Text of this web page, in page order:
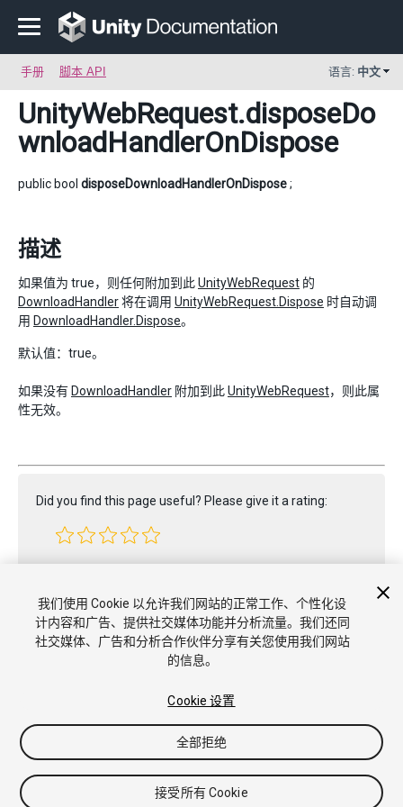
手册 脚本 API 语言: 中文
UnityWebRequest.disposeDo
wnloadHandlerOnDispose
public bool disposeDownloadHandlerOnDispose;
描述
如果值为 true，则任何附加到此UnityWebRequest 的
DownloadHandler将在调用 UnityWebRequest.Dispose 时自动调
用 DownloadHandler.Dispose。
默认值：true。
如果没有 DownloadHandler 附加到此UnityWebRequest，则此属
性无效。
Did you find this page useful? Please give it a rating:
Copyright © 2022 Unity Technologies. Publication 2022.2
教程
社区答案 知识库 论坛 Asset Store
商标和使用条款
法律条款
Cookie
不要出售或分享我的个人信息
我们使用 Cookie 以允许我们网站的正常工作、个性化设
计内容和广告、提供社交媒体功能并分析流量。我们还同
社交媒体、广告和分析合作伙伴分享有关您使用我们网站
的信息。
Cookie 设置
全部拒绝
接受所有 Cookie